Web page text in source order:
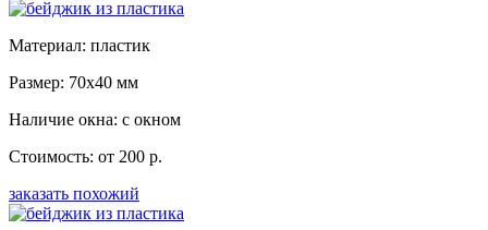
Материал: пластик
Размер: 70x40 мм
Наличие окна: с окном
Стоимость: от 200 р.
заказать похожий